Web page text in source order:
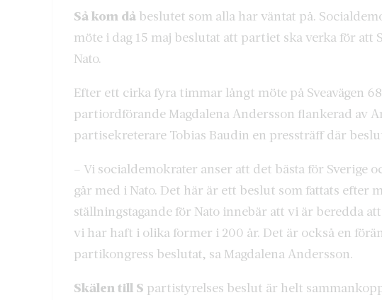
Så kom då beslutet som alla har väntat på.
möte i dag 15 maj beslutat att partiet ska verka för att
Nato.
Efter ett cirka fyra timmar långt möte på Sveavägen
partiordförande Magdalena Andersson flankerad av
partisekreterare Tobias Baudin en pressträff där
– Vi socialdemokrater anser att det bästa för Sverige
går med i Nato. Det här är ett beslut som fattats efter
ställningstagande för Nato innebär att vi är beredda
vi har haft i olika former i 200 år. Det är också en
partikongress beslutat, sa Magdalena Andersson.
Skälen till S partistyrelses beslut är helt